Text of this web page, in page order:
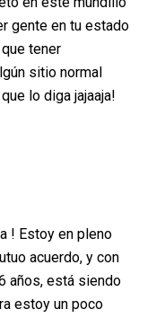
gente en tu estado
tener
sitio normal
lo diga jajaaja!
! Estoy en pleno
acuerdo, y con
años, está siendo
estoy un poco